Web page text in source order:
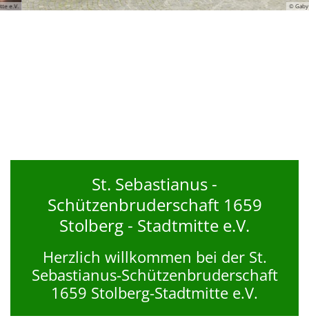
© Gaby Heinze
St. Sebastianus -
Schützenbruderschaft 1659
Stolberg - Stadtmitte e.V.
Herzlich willkommen bei der St.
Sebastianus-Schützenbruderschaft
1659 Stolberg-Stadtmitte e.V.